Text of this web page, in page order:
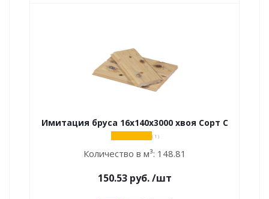
Имитация бруса 16х140х3000 хвоя Сорт С
( 1 )
Количество в м³: 148.81
150.53 руб./шт